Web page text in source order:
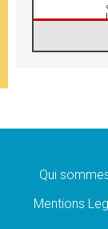
Qui
Mentions